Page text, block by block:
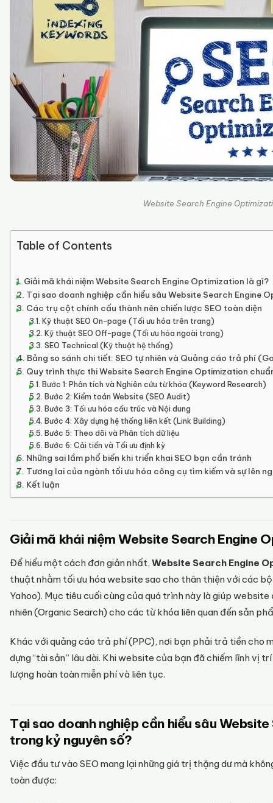
Website Search Engine
Table of Contents
Giải mã khái niệm Website Search Engine Optimization là gì?
Tại sao doanh nghiệp cần hiểu sâu Website Search Engine
Các trụ cột chính cấu thành nên chiến lược SEO toàn diện
Kỹ thuật SEO On-page (Tối ưu hóa trên trang)
Kỹ thuật SEO Off-page (Tối ưu hóa ngoài trang)
SEO Technical (Kỹ thuật hệ thống)
Bảng so sánh chi tiết: SEO tự nhiên và Quảng cáo trả phí
Quy trình thực thi Website Search Engine Optimization
Bước 1: Phân tích và Nghiên cứu từ khóa (Keyword Research)
Bước 2: Kiểm toán Website (SEO Audit)
Bước 3: Tối ưu hóa cấu trúc và Nội dung
Bước 4: Xây dựng hệ thống liên kết (Link Building)
Bước 5: Theo dõi và Phân tích dữ liệu
Bước 6: Cải tiến và Tối ưu định kỳ
Những sai lầm phổ biến khi triển khai SEO bạn cần tránh
Tương lai của ngành tối ưu hóa công cụ tìm kiếm và sự lên
Kết luận
Giải mã khái niệm Website Search Engine
Để hiểu một cách đơn giản nhất, Website Search Engine
thuật nhằm tối ưu hóa website sao cho thân thiện với các
Yahoo). Mục tiêu cuối cùng của quá trình này là giúp
nhiên (Organic Search) cho các từ khóa liên quan đến sản
Khác với quảng cáo trả phí (PPC), nơi bạn phải trả tiền cho
dựng “tài sản” lâu dài. Khi website của bạn đã chiếm lĩnh vị
lượng hoàn toàn miễn phí và liên tục.
Tại sao doanh nghiệp cần hiểu sâu
trong kỷ nguyên số?
Việc đầu tư vào SEO mang lại những giá trị thặng dư mà
toàn được: